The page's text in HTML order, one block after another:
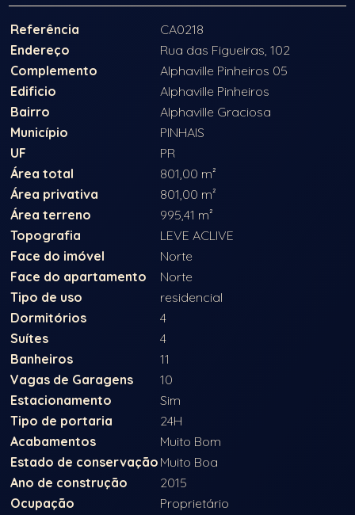
Referência
CA0218
Endereço
Rua das Figueiras, 102
Complemento
Alphaville Pinheiros 05
Edificio
Alphaville Pinheiros
Bairro
Alphaville Graciosa
Município
PINHAIS
UF
PR
Área total
801,00 m²
Área privativa
801,00 m²
Área terreno
995,41 m²
Topografia
LEVE ACLIVE
Face do imóvel
Norte
Face do apartamento
Norte
Tipo de uso
residencial
Dormitórios
4
Suítes
4
Banheiros
11
Vagas de Garagens
10
Estacionamento
Sim
Tipo de portaria
24H
Acabamentos
Muito Bom
Estado de conservação Muito Boa
Ano de construção
2015
Ocupação
Proprietário